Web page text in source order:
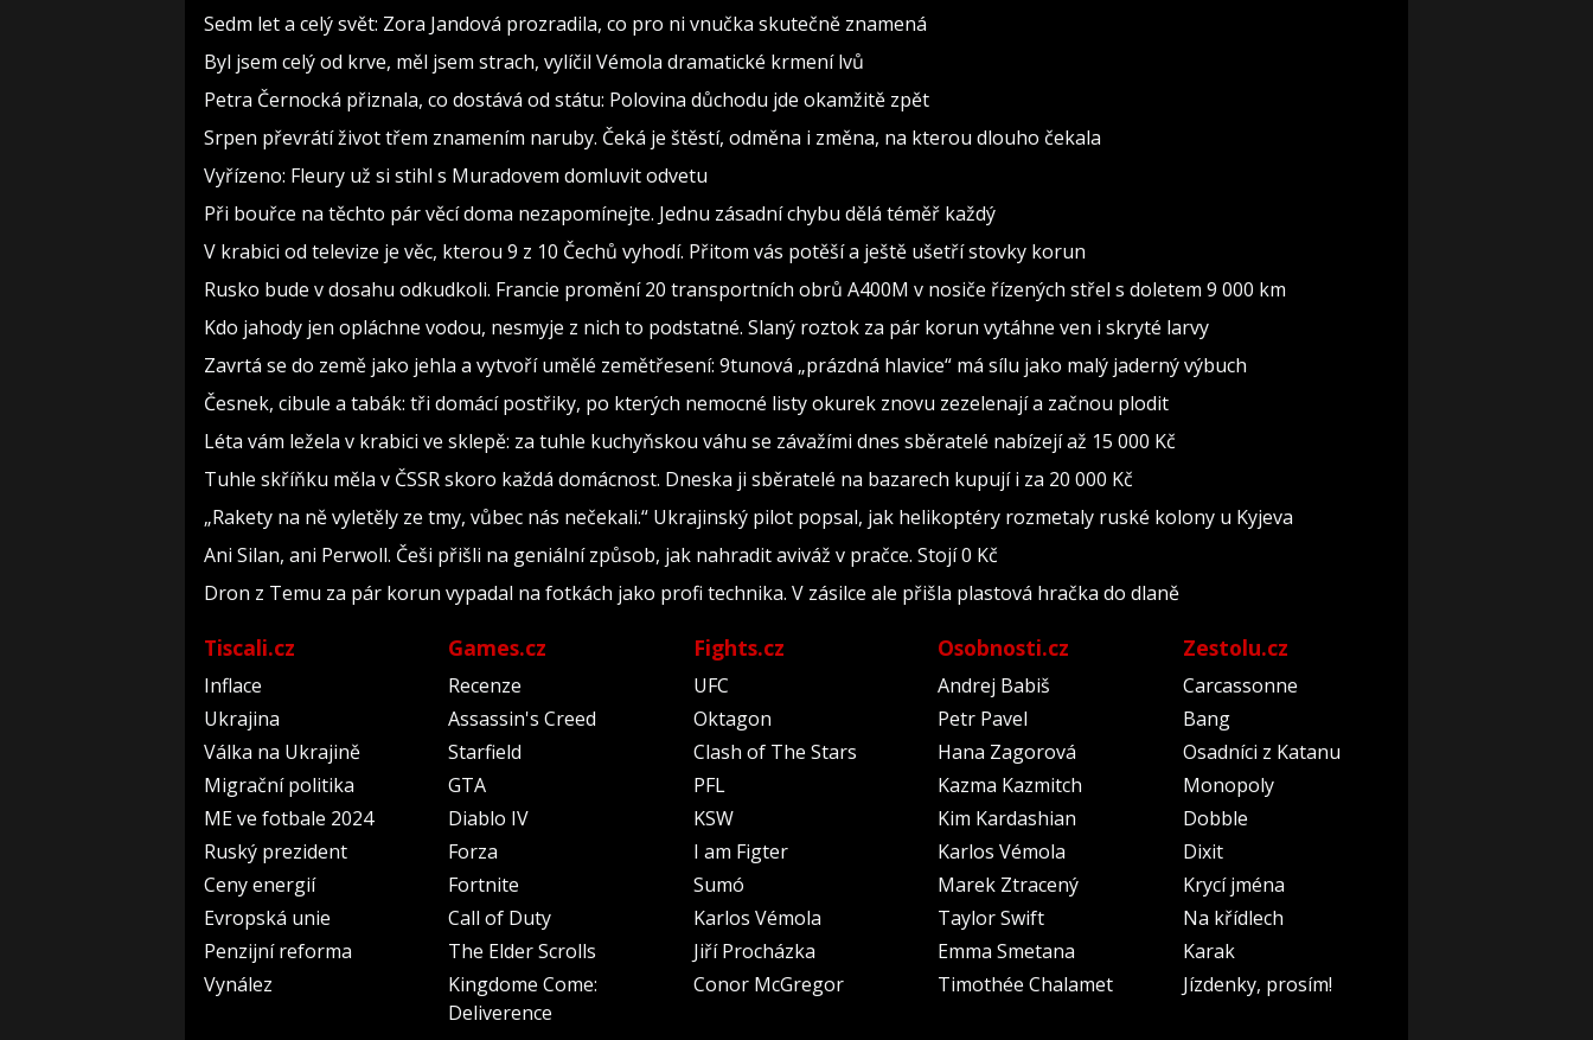
Sedm let a celý svět: Zora Jandová prozradila, co pro ni vnučka skutečně znamená
Byl jsem celý od krve, měl jsem strach, vylíčil Vémola dramatické krmení lvů
Petra Černocká přiznala, co dostává od státu: Polovina důchodu jde okamžitě zpět
Srpen převrátí život třem znamením naruby. Čeká je štěstí, odměna i změna, na kterou dlouho čekala
Vyřízeno: Fleury už si stihl s Muradovem domluvit odvetu
Při bouřce na těchto pár věcí doma nezapomínejte. Jednu zásadní chybu dělá téměř každý
V krabici od televize je věc, kterou 9 z 10 Čechů vyhodí. Přitom vás potěší a ještě ušetří stovky korun
Rusko bude v dosahu odkudkoli. Francie promění 20 transportních obrů A400M v nosiče řízených střel s doletem 9 000 km
Kdo jahody jen opláchne vodou, nesmyje z nich to podstatné. Slaný roztok za pár korun vytáhne ven i skryté larvy
Zavrtá se do země jako jehla a vytvoří umělé zemětřesení: 9tunová „prázdná hlavice“ má sílu jako malý jaderný výbuch
Česnek, cibule a tabák: tři domácí postřiky, po kterých nemocné listy okurek znovu zezelenají a začnou plodit
Léta vám ležela v krabici ve sklepě: za tuhle kuchyňskou váhu se závažími dnes sběratelé nabízejí až 15 000 Kč
Tuhle skříňku měla v ČSSR skoro každá domácnost. Dneska ji sběratelé na bazarech kupují i za 20 000 Kč
„Rakety na ně vyletěly ze tmy, vůbec nás nečekali.“ Ukrajinský pilot popsal, jak helikoptéry rozmetaly ruské kolony u Kyjeva
Ani Silan, ani Perwoll. Češi přišli na geniální způsob, jak nahradit aviváž v pračce. Stojí 0 Kč
Dron z Temu za pár korun vypadal na fotkách jako profi technika. V zásilce ale přišla plastová hračka do dlaně
Tiscali.cz
Inflace
Ukrajina
Válka na Ukrajině
Migrační politika
ME ve fotbale 2024
Ruský prezident
Ceny energií
Evropská unie
Penzijní reforma
Vynález
Games.cz
Recenze
Assassin's Creed
Starfield
GTA
Diablo IV
Forza
Fortnite
Call of Duty
The Elder Scrolls
Kingdome Come:
Deliverence
Fights.cz
UFC
Oktagon
Clash of The Stars
PFL
KSW
I am Figter
Sumó
Karlos Vémola
Jiří Procházka
Conor McGregor
Osobnosti.cz
Andrej Babiš
Petr Pavel
Hana Zagorová
Kazma Kazmitch
Kim Kardashian
Karlos Vémola
Marek Ztracený
Taylor Swift
Emma Smetana
Timothée Chalamet
Zestolu.cz
Carcassonne
Bang
Osadníci z Katanu
Monopoly
Dobble
Dixit
Krycí jména
Na křídlech
Karak
Jízdenky, prosím!